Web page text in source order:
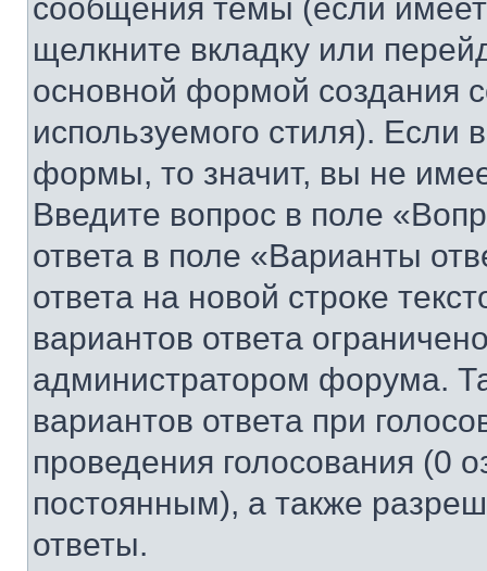
сообщения темы (если
щелкните вкладку или
основной формой создания
используемого стиля). Если
формы, то значит, вы не
Введите вопрос в поле
ответа в поле «Варианты
ответа на новой строке
вариантов ответа
администратором форума.
вариантов ответа при
проведения голосования (0
постоянным), а также
ответы.